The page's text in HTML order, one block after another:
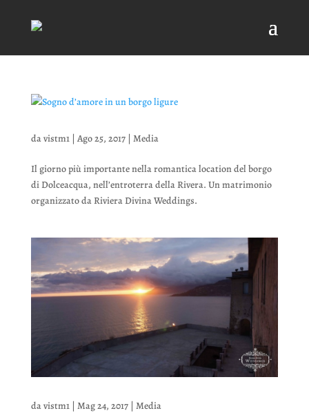
davistm1| Ago 25, 2017| Media
Il giorno più importante nella romantica location del borgo
di Dolceacqua, nell’entroterra della Rivera. Un matrimonio
organizzato da Riviera Divina Weddings.
davistm1| Mag 24, 2017| Media